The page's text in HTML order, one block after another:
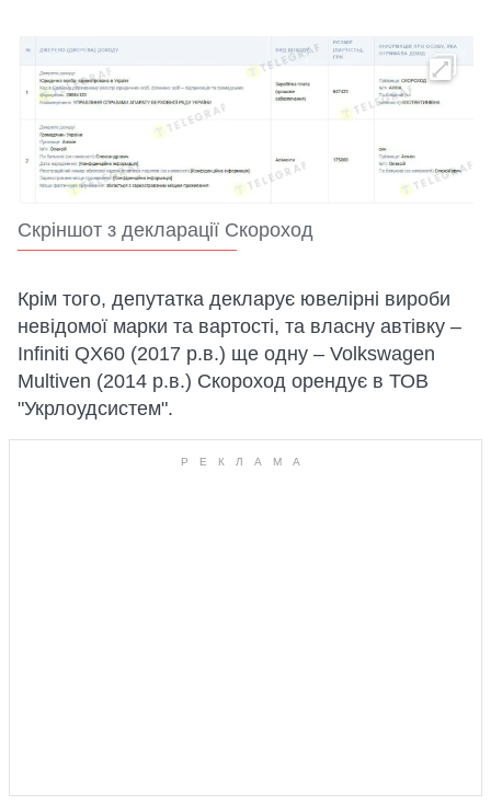
Скріншот з декларації Скороход
Крім того, депутатка декларує ювелірні вироби
невідомої марки та вартості, та власну автівку –
Infiniti QX60 (2017 р.в.) ще одну – Volkswagen
Multiven (2014 р.в.) Скороход орендує в ТОВ
"Укрлоудсистем".